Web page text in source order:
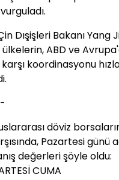
Dışişleri Bakanı Yang
ABD ve
koordinasyonu
döviz
Pazartesi günü
değerleri şöyle oldu:
CUMA